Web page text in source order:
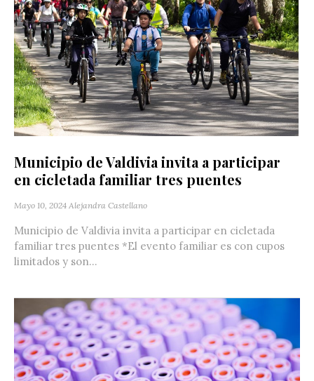
Municipio de Valdivia invita a participar
en cicletada familiar tres puentes
Mayo 10, 2024 Alejandra Castellano
Municipio de Valdivia invita a participar en cicletada
familiar tres puentes *El evento familiar es con cupos
limitados y son...